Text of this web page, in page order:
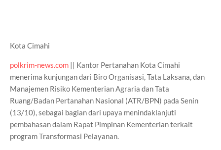
Kota Cimahi
polkrim-news.com || Kantor Pertanahan Kota Cimahi
menerima kunjungan dari Biro Organisasi, Tata Laksana, dan
Manajemen Risiko Kementerian Agraria dan Tata
Ruang/Badan Pertanahan Nasional (ATR/BPN) pada Senin
(13/10), sebagai bagian dari upaya menindaklanjuti
pembahasan dalam Rapat Pimpinan Kementerian terkait
program Transformasi Pelayanan.